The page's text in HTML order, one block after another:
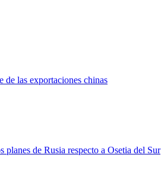
de las exportaciones chinas
de Rusia respecto a Osetia del Sur